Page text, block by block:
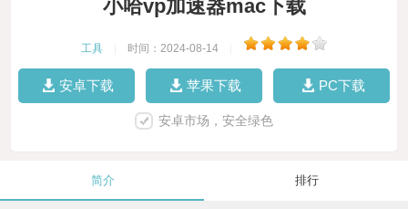
小哈vp加速器mac下载
工具 时间：2024-08-14
安卓下载 苹果下载 PC下载
安卓市场，安全绿色
简介 排行